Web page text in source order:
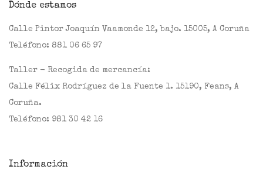
Dónde estamos
Calle Pintor Joaquín Vaamonde 12, bajo. 15005, A Coruña
Teléfono: 881 06 65 97
Taller - Recogida de mercancía:
Calle Félix Rodríguez de la Fuente 1. 15190, Feans, A
Coruña.
Teléfono: 981 30 42 16
Información